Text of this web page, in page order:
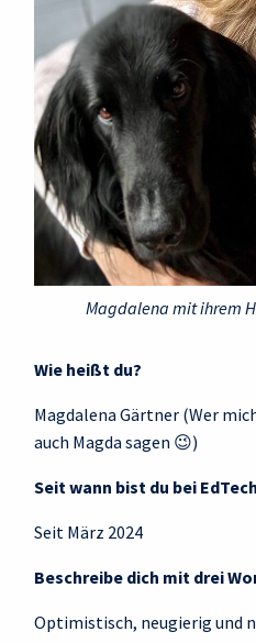
Magdalena mit ihrem
Wie heißt du?
Magdalena Gärtner (Wer
auch Magda sagen 😉)
Seit wann bist du bei
Seit März 2024
Beschreibe dich mit drei
Optimistisch, neugierig und